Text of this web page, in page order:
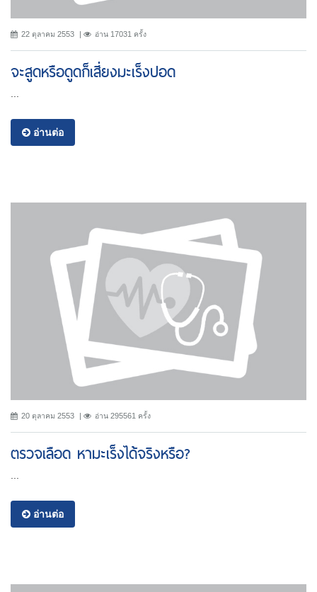
22 ตุลาคม 2553 อ่าน 17031 ครั้ง
จะสูดหรือดูดก็เสี่ยงมะเร็งปอด
อ่านต่อ
20 ตุลาคม 2553 อ่าน 295561 ครั้ง
ตรวจเลือด หามะเร็งได้จริงหรือ?
อ่านต่อ